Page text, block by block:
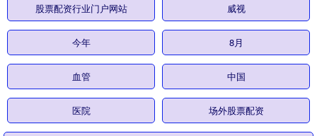
股票配资行业门户网站 威视
今年 8月
血管 中国
医院 场外股票配资